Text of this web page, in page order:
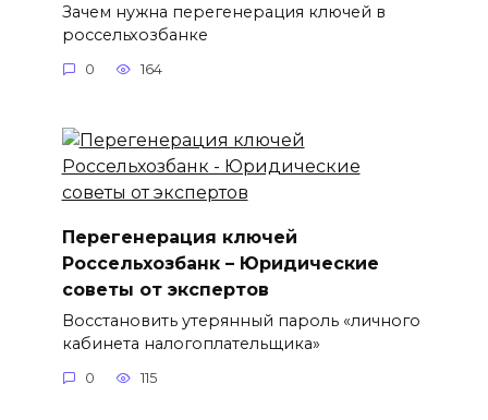
Зачем нужна перегенерация ключей в
россельхозбанке
0 164
Перегенерация ключей
Россельхозбанк – Юридические
советы от экспертов
Восстановить утерянный пароль «личного
кабинета налогоплательщика»
0 115